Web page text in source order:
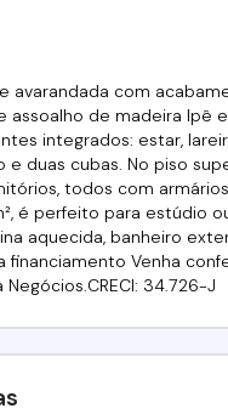
avarandada com
assoalho de madeira Ipê
integrados: estar,
duas cubas. No piso
todos com
é perfeito para estúdio
aquecida, banheiro
Venha
Negócios.CRECI: 34.726-J